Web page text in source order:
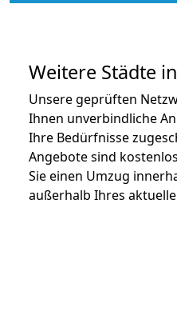
Weitere Städte
Unsere geprüften
Ihnen unverbindliche
Ihre Bedürfnisse
Angebote sind
Sie einen Umzug
außerhalb Ihres